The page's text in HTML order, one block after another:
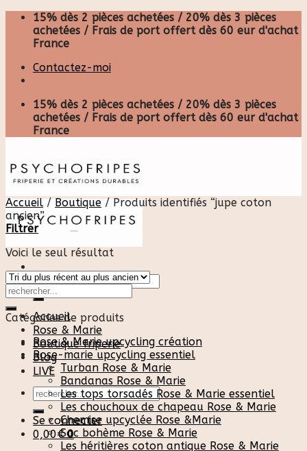
Skip
content
15% dès 2 pièces achetées / 20% dès 3 pièces
achetées / Frais de port offert dès 60 eur d'achat
France
Contactez-moi
15% dès 2 pièces achetées / 20% dès 3 pièces
achetées / Frais de port offert dès 60 eur d'achat
France
Recherche
pour :
Accueil
Rose & Marie
Boutique friperie
Blog
LIVE
Recherche
pour :
Se connecter
0,00€ 0
Accueil / Boutique /Produits identifiés “jupe coton
ancien”
Filtrer
Voici le seul résultat
Catégories de produits
Rose & Marie upcycling création
Rose-marie upcycling essentiel
Turban Rose & Marie
Bandanas Rose & Marie
Les tops torsadés Rose & Marie essentiel
Les chouchoux de chapeau Rose & Marie
Chemise upcyclée Rose &Marie
Sac bohème Rose & Marie
Les héritières coton antique Rose & Marie